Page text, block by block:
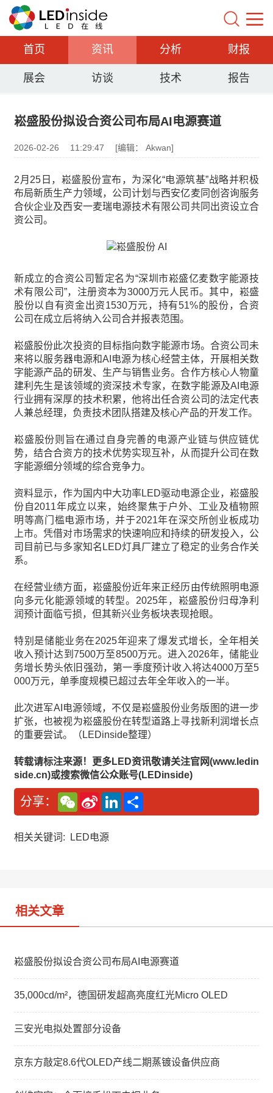
首页 资讯 分析 财报
展会 访谈 技术 报告
崧盛股份拟设合资公司布局AI电源赛道
2026-02-26 11:29:47 [编辑： Akwan]
2月25日，崧盛股份宣布，为深化“电源筑基”战略并积极
布局新质生产力领域，公司计划与西安亿麦同创咨询服务
合伙企业及西安一麦瑞电源技术有限公司共同出资设立合
资公司。
新成立的合资公司暂定名为“深圳市崧盛亿麦数字能源技
术有限公司”，注册资本为3000万元人民币。其中，崧盛
股份以自有资金出资1530万元，持有51%的股份，合资
公司在成立后将纳入公司合并报表范围。
崧盛股份此次投资的目标指向数字能源市场。合资公司未
来将以服务器电源和AI电源为核心经营主体，开展相关数
字能源产品的研发、生产与销售业务。合作方核心人物童
建利先生是该领域的资深技术专家，在数字能源及AI电源
行业拥有深厚的技术积累，他将出任合资公司的法定代表
人兼总经理，负责技术团队搭建及核心产品的开发工作。
崧盛股份则旨在通过自身完善的电源产业链与供应链优
势，结合合资方的技术优势实现互补，从而提升公司在数
字能源细分领域的综合竞争力。
资料显示，作为国内中大功率LED驱动电源企业，崧盛股
份自2011年成立以来，始终聚焦于户外、工业及植物照
明等高门槛电源市场，并于2021年在深交所创业板成功
上市。凭借对市场需求的快速响应和持续的研发投入，公
司目前已与多家知名LED灯具厂建立了稳定的业务合作关
系。
在经营业绩方面，崧盛股份近年来正经历由传统照明电源
向多元化能源领域的转型。2025年，崧盛股份归母净利
润预计面临亏损，但其新兴业务板块表现抢眼。
特别是储能业务在2025年迎来了爆发式增长，全年相关
收入预计达到7500万至8500万元。进入2026年，储能业
务增长势头依旧强劲，第一季度预计收入将达4000万至5
000万元，单季度规模已超过去年全年收入的一半。
此次进军AI电源领域，不仅是崧盛股份业务版图的进一步
扩张，也被视为崧盛股份在转型道路上寻找新利润增长点
的重要尝试。（LEDinside整理）
转载请标注来源！更多LED资讯敬请关注官网(www.ledin
side.cn)或搜索微信公众账号(LEDinside)
分享：
W
e
C
a
S
n
W
L
n
相关关键词: LED电源
相关文章
崧盛股份拟设合资公司布局AI电源赛道
35,000cd/m²，德国研发超高亮度红光Micro OLED
三安光电拟处置部分设备
京东方敲定8.6代OLED产线二期蒸镀设备供应商